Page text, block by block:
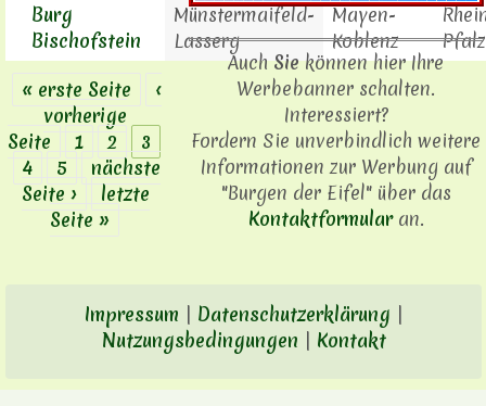
Burg
Bischofstein
Münstermaifeld-
Lasserg
Mayen-
Koblenz
Pfalz
Seiten
« erste Seite
‹
vorherige
Seite
1 2
3
4
5
nächste
Seite ›
letzte
Seite »
AuchSiekönnen hier Ihre
Werbebanner schalten.
Interessiert?
Fordern Sie unverbindlich weitere
Informationen zur Werbung auf
"Burgen der Eifel" über das
Kontaktformularan.
Impressum | Datenschutzerklärung |
Nutzungsbedingungen | Kontakt